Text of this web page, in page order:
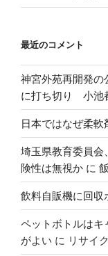
最近のコメント
神宮外苑再開発の
に打ち切り 小池
日本ではなぜ柔軟
埼玉県教育委員
険性は無視か に
飲料自販機に回収
ペットボトルはキ
がよい に リサイ